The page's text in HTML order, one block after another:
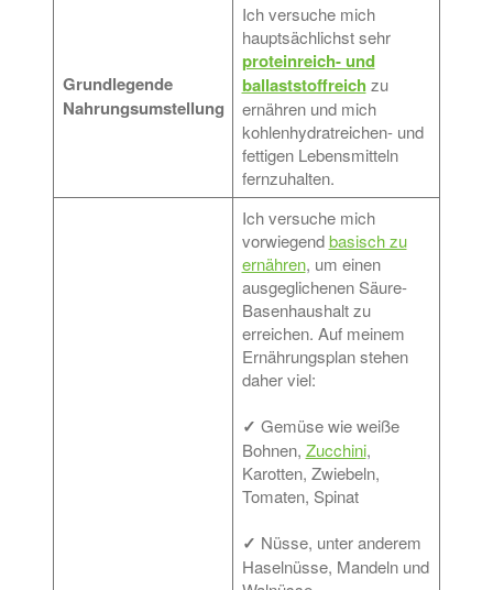
Grundlegende
Nahrungsumstellung
Ich versuche mich
hauptsächlichst sehr
proteinreich- und
ballaststoffreich zu
ernähren und mich
kohlenhydratreichen- und
fettigen Lebensmitteln
fernzuhalten.
Ich versuche mich
vorwiegendbasisch zu
ernähren, um einen
ausgeglichenen Säure-
Basenhaushalt zu
erreichen. Auf meinem
Ernährungsplan stehen
daher viel:
✓ Gemüse wie weiße
Bohnen, Zucchini,
Karotten, Zwiebeln,
Tomaten, Spinat
✓ Nüsse, unter anderem
Haselnüsse, Mandeln und